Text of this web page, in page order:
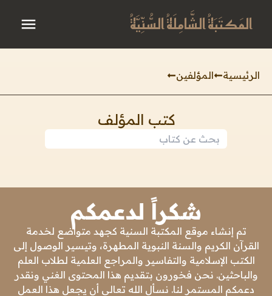
المَكتَبَةُ الشَّامِلَةُ السُّنِّيَّةُ
الرئيسية المؤلفين
كتب المؤلف
شكراً لدعمكم
تم إنشاء موقع المكتبة السنية كجهد متواضع لخدمة
القرآن الكريم والسنة النبوية المطهرة، وتيسير الوصول إلى
الكتب الإسلامية والتفاسير والمراجع العلمية لطلاب العلم
والباحثين. نحن فخورون بتقديم هذا المحتوى الغني ونقدر
دعمكم المستمر لنا. نسأل الله تعالى أن يجعل هذا العمل